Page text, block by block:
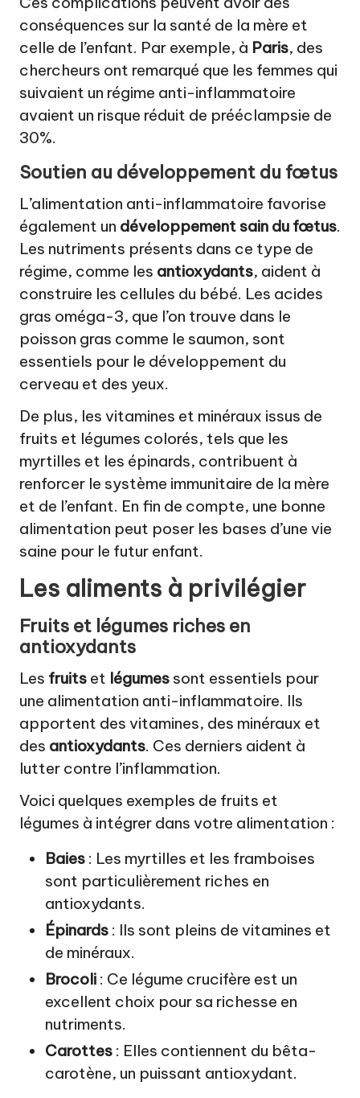
conséquences sur la santé de la mère et
celle de l’enfant. Par exemple, à Paris, des
chercheurs ont remarqué que les femmes qui
suivaient un régime anti-inflammatoire
avaient un risque réduit de prééclampsie de
30%.
Soutien au développement du fœtus
L’alimentation anti-inflammatoire favorise
également un développement sain du fœtus.
Les nutriments présents dans ce type de
régime, comme les antioxydants, aident à
construire les cellules du bébé. Les acides
gras oméga-3, que l’on trouve dans le
poisson gras comme le saumon, sont
essentiels pour le développement du
cerveau et des yeux.
De plus, les vitamines et minéraux issus de
fruits et légumes colorés, tels que les
myrtilles et les épinards, contribuent à
renforcer le système immunitaire de la mère
et de l’enfant. En fin de compte, une bonne
alimentation peut poser les bases d’une vie
saine pour le futur enfant.
Les aliments à privilégier
Fruits et légumes riches en
antioxydants
Les fruits et légumes sont essentiels pour
une alimentation anti-inflammatoire. Ils
apportent des vitamines, des minéraux et
des antioxydants. Ces derniers aident à
lutter contre l’inflammation.
Voici quelques exemples de fruits et
légumes à intégrer dans votre alimentation :
Baies : Les myrtilles et les framboises
sont particulièrement riches en
antioxydants.
Épinards : Ils sont pleins de vitamines et
de minéraux.
Brocoli : Ce légume crucifère est un
excellent choix pour sa richesse en
nutriments.
Carottes : Elles contiennent du bêta-
carotène, un puissant antioxydant.